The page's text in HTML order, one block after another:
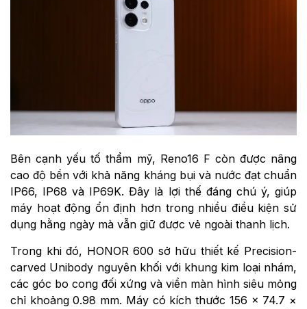
Bên cạnh yếu tố thẩm mỹ, Reno16 F còn được nâng
cao độ bền với khả năng kháng bụi và nước đạt chuẩn
IP66, IP68 và IP69K. Đây là lợi thế đáng chú ý, giúp
máy hoạt động ổn định hơn trong nhiều điều kiện sử
dụng hằng ngày mà vẫn giữ được vẻ ngoài thanh lịch.
Trong khi đó, HONOR 600 sở hữu thiết kế Precision-
carved Unibody nguyên khối với khung kim loại nhám,
các góc bo cong đối xứng và viền màn hình siêu mỏng
chỉ khoảng 0.98 mm. Máy có kích thước 156 × 74.7 ×